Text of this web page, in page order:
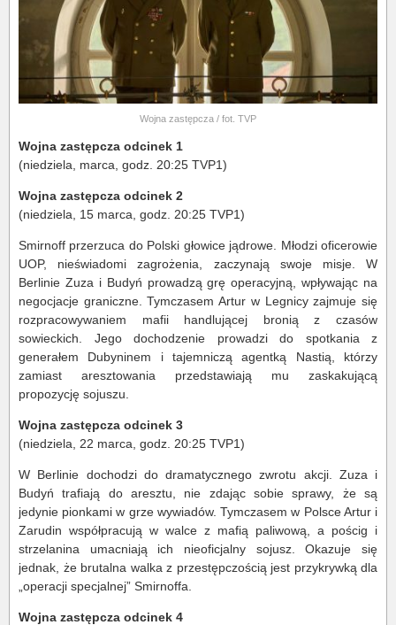
Wojna zastępcza / fot. TVP
Wojna zastępcza odcinek 1
(niedziela, marca, godz. 20:25 TVP1)
Wojna zastępcza odcinek 2
(niedziela, 15 marca, godz. 20:25 TVP1)
Smirnoff przerzuca do Polski głowice jądrowe. Młodzi oficerowie
UOP, nieświadomi zagrożenia, zaczynają swoje misje. W
Berlinie Zuza i Budyń prowadzą grę operacyjną, wpływając na
negocjacje graniczne. Tymczasem Artur w Legnicy zajmuje się
rozpracowywaniem mafii handlującej bronią z czasów
sowieckich. Jego dochodzenie prowadzi do spotkania z
generałem Dubyninem i tajemniczą agentką Nastią, którzy
zamiast aresztowania przedstawiają mu zaskakującą
propozycję sojuszu.
Wojna zastępcza odcinek 3
(niedziela, 22 marca, godz. 20:25 TVP1)
W Berlinie dochodzi do dramatycznego zwrotu akcji. Zuza i
Budyń trafiają do aresztu, nie zdając sobie sprawy, że są
jedynie pionkami w grze wywiadów. Tymczasem w Polsce Artur i
Zarudin współpracują w walce z mafią paliwową, a pościg i
strzelanina umacniają ich nieoficjalny sojusz. Okazuje się
jednak, że brutalna walka z przestępczością jest przykrywką dla
„operacji specjalnej” Smirnoffa.
Wojna zastępcza odcinek 4